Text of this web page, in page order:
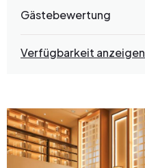
Gästebewertung
Verfügbarkeit anzeigen